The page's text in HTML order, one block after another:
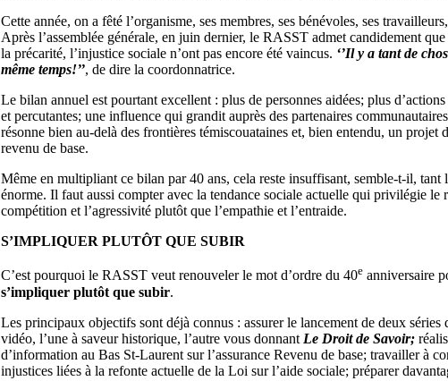
Cette année, on a fêté l’organisme, ses membres, ses bénévoles, ses
Après l’assemblée générale, en juin dernier, le RASST admet candidement
la précarité, l’injustice sociale n’ont pas encore été vaincus. ‘’Il y a tant de
même temps!’’, de dire la coordonnatrice.
Le bilan annuel est pourtant excellent : plus de personnes aidées; plus
et percutantes; une influence qui grandit auprès des partenaires
résonne bien au-delà des frontières témiscouataines et, bien entendu, un projet
revenu de base.
Même en multipliant ce bilan par 40 ans, cela reste insuffisant, semble-t-il, tant
énorme. Il faut aussi compter avec la tendance sociale actuelle qui privilégie le
compétition et l’agressivité plutôt que l’empathie et l’entraide.
S’IMPLIQUER PLUTÔT QUE SUBIR
C’est pourquoi le RASST veut renouveler le mot d’ordre du 40e anniversaire
s’impliquer plutôt que subir.
Les principaux objectifs sont déjà connus : assurer le lancement de deux séries
vidéo, l’une à saveur historique, l’autre vous donnant Le Droit de Savoir;
d’information au Bas St-Laurent sur l’assurance Revenu de base; travailler à
injustices liées à la refonte actuelle de la Loi sur l’aide sociale; préparer